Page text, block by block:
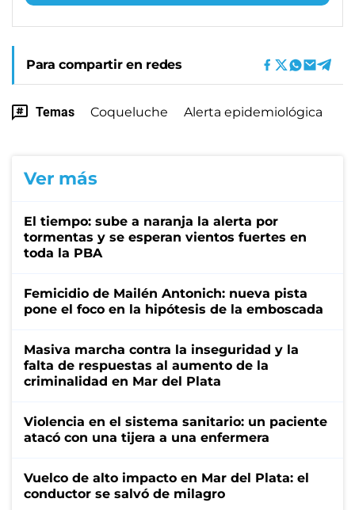
Para compartir en redes
Temas Coqueluche Alerta epidemiológica
Ver más
El tiempo: sube a naranja la alerta por
tormentas y se esperan vientos fuertes en
toda la PBA
Femicidio de Mailén Antonich: nueva pista
pone el foco en la hipótesis de la emboscada
Masiva marcha contra la inseguridad y la
falta de respuestas al aumento de la
criminalidad en Mar del Plata
Violencia en el sistema sanitario: un paciente
atacó con una tijera a una enfermera
Vuelco de alto impacto en Mar del Plata: el
conductor se salvó de milagro